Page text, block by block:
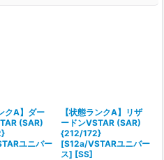
クA】ダー
(SAR)
ユニバー
【状態ランクA】リザ
ードンVSTAR (SAR)
{212/172}
[S12a/VSTARユニバー
ス] [SS]